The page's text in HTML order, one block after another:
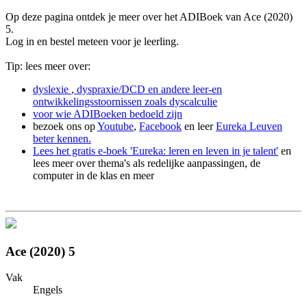
Op deze pagina ontdek je meer over het ADIBoek van Ace (2020)
5.
Log in en bestel meteen voor je leerling.
Tip: lees meer over:
dyslexie , dyspraxie/DCD en andere leer-en
ontwikkelingsstoornissen zoals dyscalculie
voor wie ADIBoeken bedoeld zijn
bezoek ons opYoutube, Facebook en leerEureka Leuven
beter kennen.
Lees het gratis e-boek 'Eureka: leren en leven in je talent' en
lees meer over thema's als redelijke aanpassingen, de
computer in de klas en meer
Ace (2020) 5
Vak
Engels